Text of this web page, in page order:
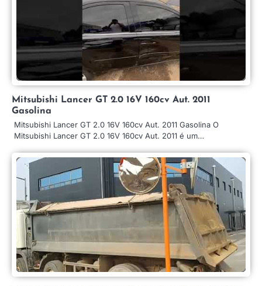
Mitsubishi Lancer GT 2.0 16V 160cv Aut. 2011
Gasolina
Mitsubishi Lancer GT 2.0 16V 160cv Aut. 2011 Gasolina O
Mitsubishi Lancer GT 2.0 16V 160cv Aut. 2011 é um…